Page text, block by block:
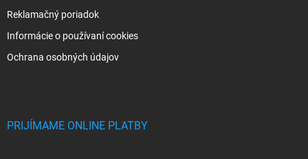
Reklamačný poriadok
Informácie o používaní cookies
Ochrana osobných údajov
PRIJÍMAME ONLINE PLATBY